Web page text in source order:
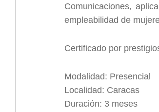
Comunicaciones,
empleabilidad de
Certificado por
Modalidad: Presencial
Localidad: Caracas
Duración: 3 meses